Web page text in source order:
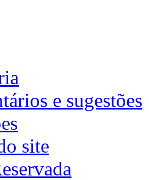
e sugestões
site